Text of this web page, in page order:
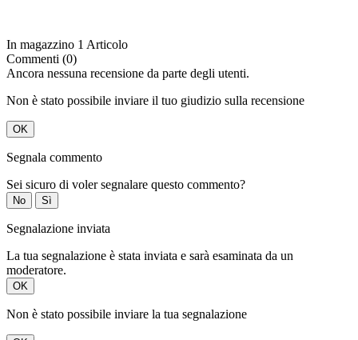
Non è stato possibile inviare il tuo giudizio sulla recensione
OK
Segnala commento
Sei sicuro di voler segnalare questo commento?
La tua segnalazione è stata inviata e sarà esaminata da un
OK
Non è stato possibile inviare la tua segnalazione
OK
Scrivi la tua recensione